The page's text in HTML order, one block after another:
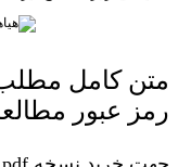
کامل مطلب را
عبور مطالعه